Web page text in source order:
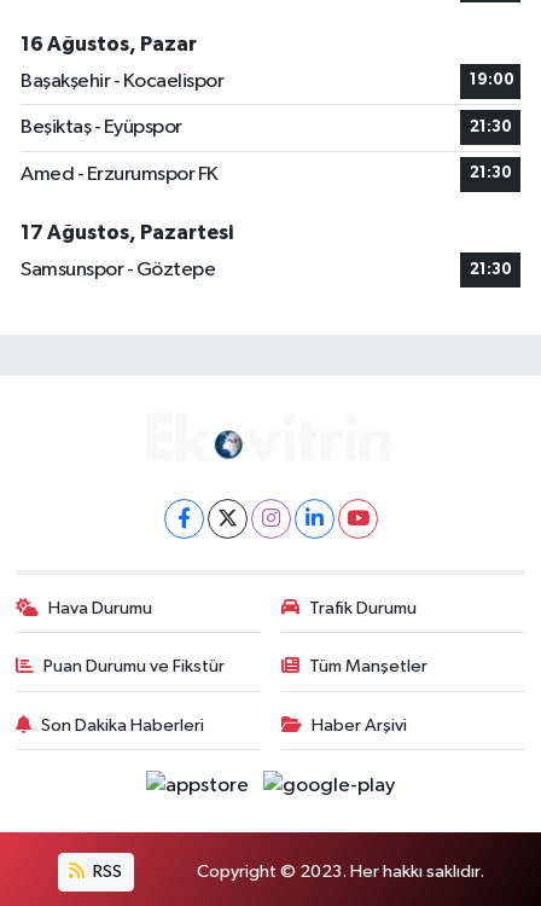
16 Ağustos, Pazar
Başakşehir - Kocaelispor
19:00
Beşiktaş - Eyüpspor 21:30
Amed - Erzurumspor FK 21:30
17 Ağustos, Pazartesi
Samsunspor - Göztepe
21:30
Hava Durumu Trafik Durumu
Puan Durumu ve Fikstür Tüm Manşetler
Son Dakika Haberleri Haber Arşivi
RSS Copyright © 2023. Her hakkı saklıdır.